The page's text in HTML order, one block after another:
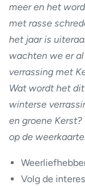
meer en het
met rasse
het jaar is
wachten we er
verrassing met
Wat wordt het
winterse
en groene
op de
Volg de